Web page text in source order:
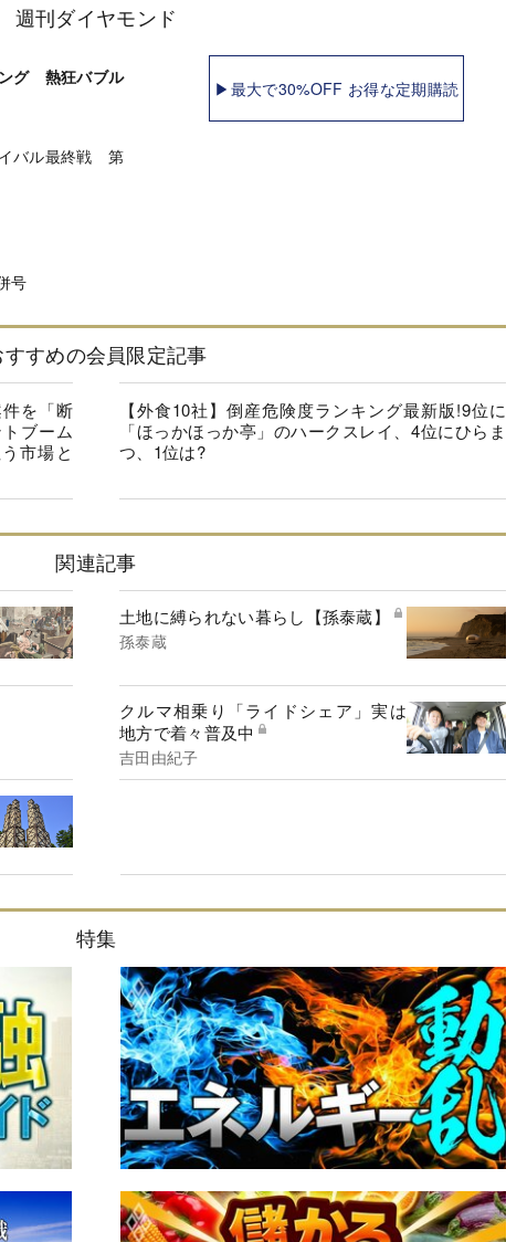
週刊ダイヤモンド
グ 熱狂バブル
バル最終戦 第
号
▶最大で30%OFF お得な定期購読
すすめの会員限定記事
を「断
ブーム
市場と
【外食10社】倒産危険度ランキング最新版!9位に
「ほっかほっか亭」のハークスレイ、4位にひらま
つ、1位は?
関連記事
土地に縛られない暮らし【孫泰蔵】
孫泰蔵
クルマ相乗り「ライドシェア」実は
地方で着々普及中
吉田由紀子
特集